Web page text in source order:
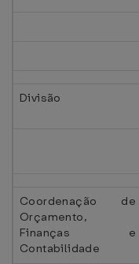
Divisão
Coordenação de
Orçamento,
Finanças e
Contabilidade